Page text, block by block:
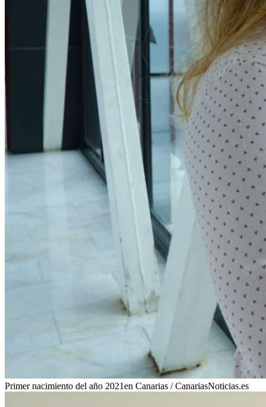
Primer nacimiento del año 2021en Canarias / CanariasNoticias.es